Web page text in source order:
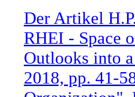
Der Artikel
RHEI - Space
Outlooks into
2018, pp. 41-